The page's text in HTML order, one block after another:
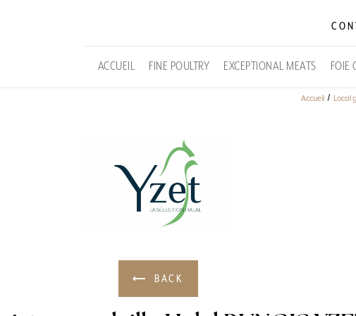
ACCUEIL FINE POULTRY EXCEPTIONAL MEATS FOIE
Accueil Local
BACK